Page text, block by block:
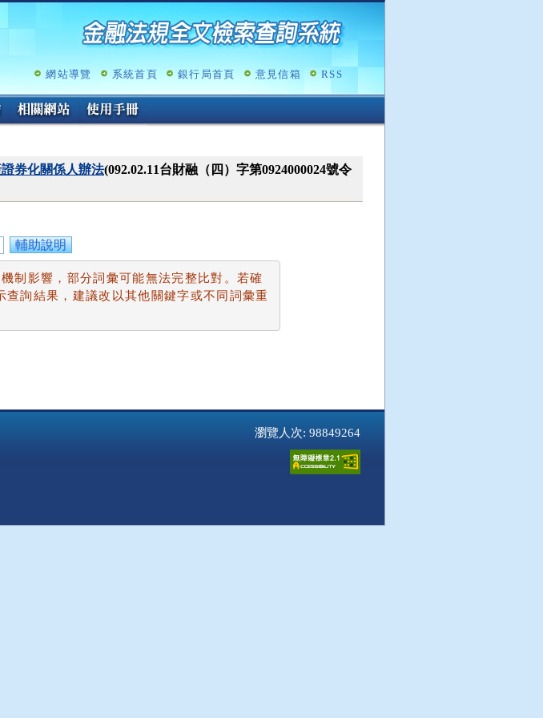
跳
容
網站導覽 系統首頁 銀行局首頁 意見信箱 RSS
券化關係人辦法(092.02.11台財融（四）字第0924000024號令
輔助說明
制影響，部分詞彙可能無法完整比對。若確
詢結果，建議改以其他關鍵字或不同詞彙重
瀏覽人次: 98849264